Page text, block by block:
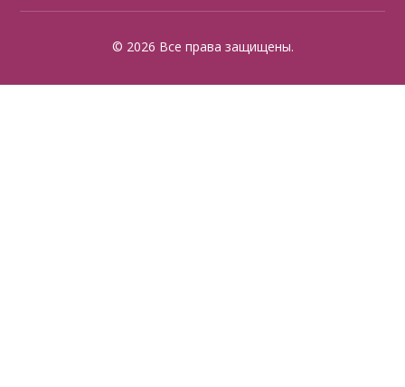
© 2026 Все права защищены.